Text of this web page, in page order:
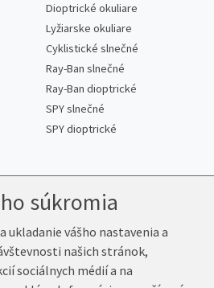
Dioptrické okuliare
Lyžiarske okuliare
Cyklistické slnečné
Ray-Ban slnečné
Ray-Ban dioptrické
SPY slnečné
SPY dioptrické
súkromia
ukladanie vášho nastavenia a
našich stránok,
sociálnych médií a na